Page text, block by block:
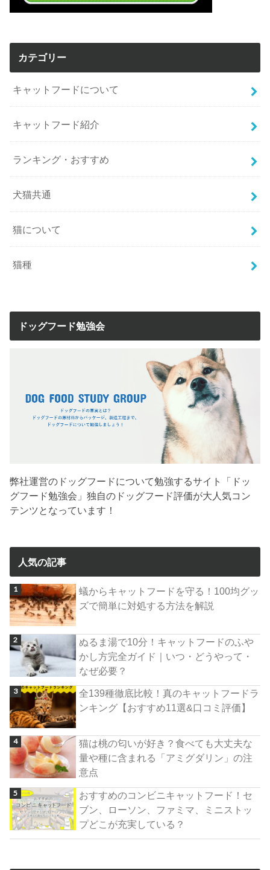
カテゴリー
キャットフードについて
キャットフード紹介
ランキング・おすすめ
犬猫共通
猫について
猫種
ドッグフード勉強会
弊社運営のドッグフードについて勉強するサイト「ドッ
グフード勉強会」独自のドッグフード評価が大人気コン
テンツとなっています！
人気の記事
蟻からキャットフードを守る！100均グッ
ズで簡単に対処する方法を解説
ぬるま湯で10分！キャットフードのふや
かし方完全ガイド｜いつ・どうやって・
なぜ必要？
全139種徹底比較！真のキャットフードラ
ンキング【おすすめ11選&口コミ評価】
猫は桃の匂いが好き？食べても大丈夫な
量や種に含まれる「アミグダリン」の注
意点
おすすめのコンビニキャットフード！セ
ブン、ローソン、ファミマ、ミニストッ
プどこが充実している？